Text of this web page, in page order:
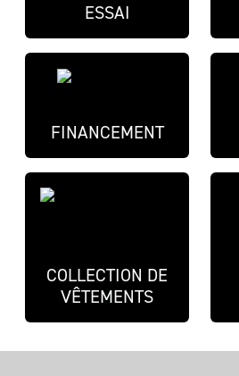
ESSAI
FINANCEMENT
COLLECTION DE
VÊTEMENTS